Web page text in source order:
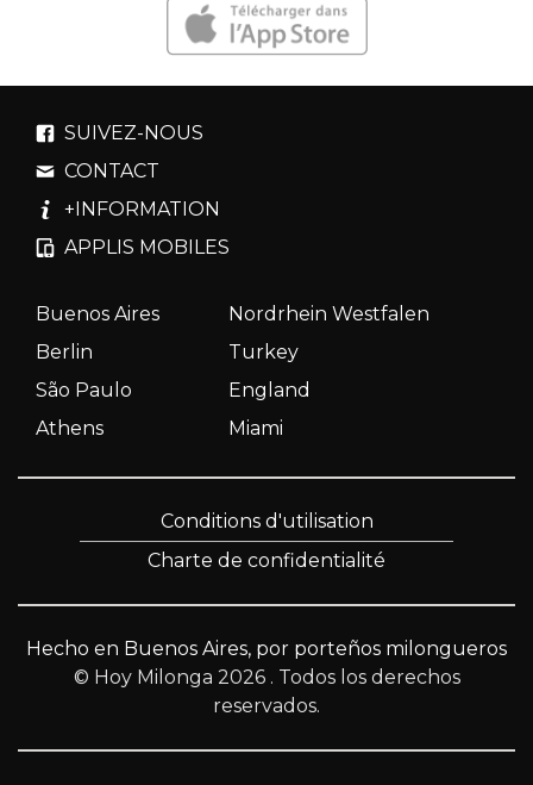
SUIVEZ-NOUS
CONTACT
+INFORMATION
APPLIS MOBILES
Buenos Aires
Nordrhein Westfalen
Berlin
Turkey
São Paulo
England
Athens
Miami
Conditions d'utilisation
Charte de confidentialité
Hecho en Buenos Aires, por porteños milongueros
© Hoy Milonga 2026 . Todos los derechos
reservados.